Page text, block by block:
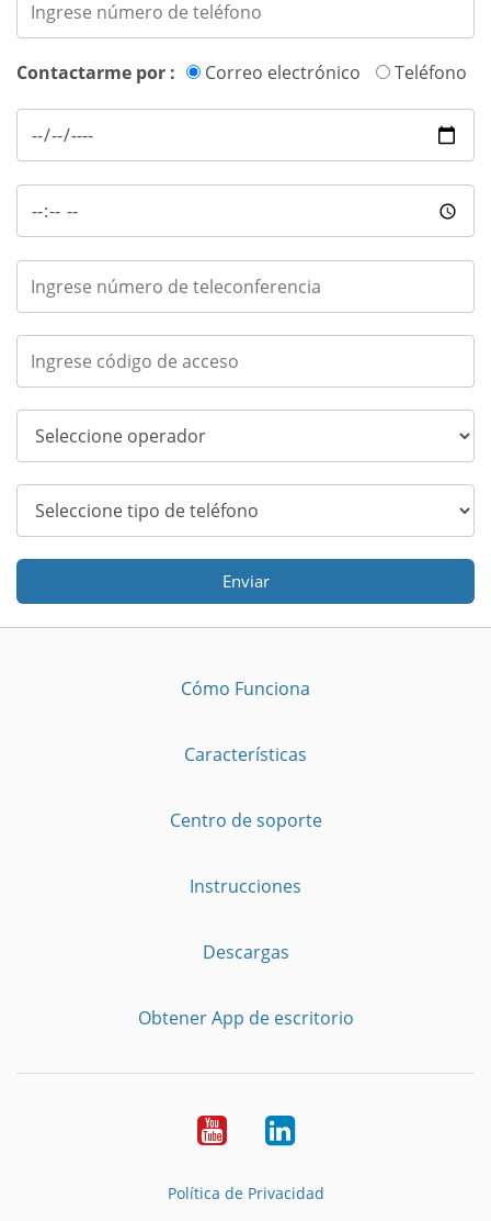
Contactarme por : Correo electrónico Teléfono
Enviar
Cómo Funciona
Características
Centro de soporte
Instrucciones
Descargas
Obtener App de escritorio
YouTubeLinkedIn
Política de Privacidad